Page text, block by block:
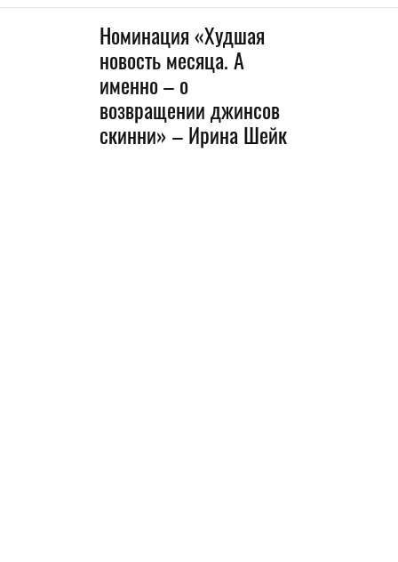
Номинация «Худшая
новость месяца. А
именно – о
возвращении джинсов
скинни» – Ирина Шейк